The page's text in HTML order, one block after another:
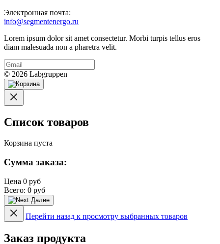
Электронная почта:
info@segmentenergo.ru
Lorem ipsum dolor sit amet consectetur. Morbi turpis tellus eros
diam malesuada non a pharetra velit.
© 2026 Labgruppen
Список товаров
Корзина пуста
Сумма заказа:
Цена 0 руб
Всего: 0 руб
Далее
Перейти назад к просмотру выбранных товаров
Заказ продукта